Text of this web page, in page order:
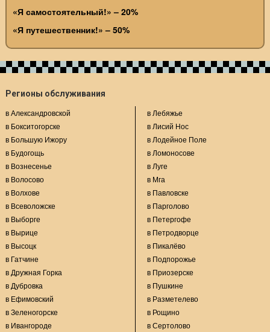
«Я самостоятельный!» – 20%
«Я путешественник!» – 50%
Регионы обслуживания
в Александровской
в Бокситогорске
в Большую Ижору
в Будогощь
в Вознесенье
в Волосово
в Волхове
в Всеволожске
в Выборге
в Вырице
в Высоцк
в Гатчине
в Дружная Горка
в Дубровка
в Ефимовский
в Зеленогорске
в Ивангороде
в Лебяжье
в Лисий Нос
в Лодейное Поле
в Ломоносове
в Луге
в Мга
в Павловске
в Парголово
в Петергофе
в Петродворце
в Пикалёво
в Подпорожье
в Приозерске
в Пушкине
в Разметелево
в Рощино
в Сертолово